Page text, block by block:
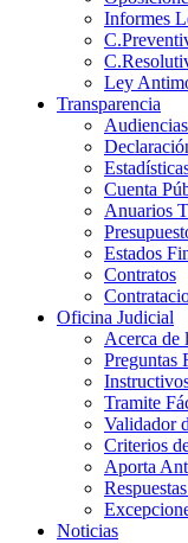
Informes
Ley
Transparencia
Cuenta
Anuarios
Estados
Contratos
Oficina Judicial
Acerca de
Preguntas
Tramite
Validador
Criterios
Aporta
Noticias